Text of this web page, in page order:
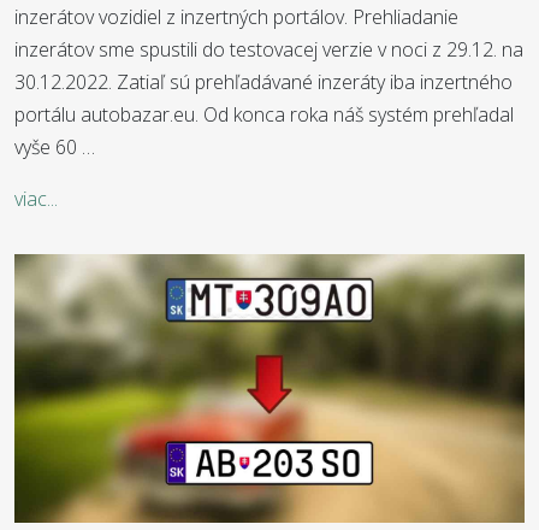
inzerátov vozidiel z inzertných portálov. Prehliadanie
inzerátov sme spustili do testovacej verzie v noci z 29.12. na
30.12.2022. Zatiaľ sú prehľadávané inzeráty iba inzertného
portálu autobazar.eu. Od konca roka náš systém prehľadal
vyše 60 …
viac...